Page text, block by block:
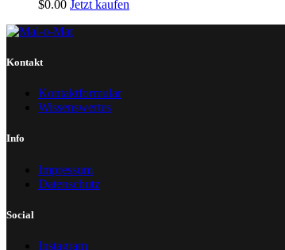
$0.00 Jetzt kaufen
Kontakt
Kontaktformular
Wissenswertes
Info
Impressum
Datenschutz
Social
Instagram